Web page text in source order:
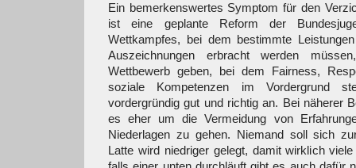
Ein bemerkenswertes Symptom für den
ist eine geplante Reform der
Wettkampfes, bei dem bestimmte
Auszeichnungen erbracht werden
Wettbewerb geben, bei dem Fairness,
soziale Kompetenzen im Vordergrund
vordergründig gut und richtig an. Bei näherer
es eher um die Vermeidung von
Niederlagen zu gehen. Niemand soll sich
Latte wird niedriger gelegt, damit wirklich